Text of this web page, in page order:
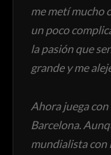
me metí mucho
un poco
la pasión que
grande y me
Ahora juega
Barcelona.
mundialista con